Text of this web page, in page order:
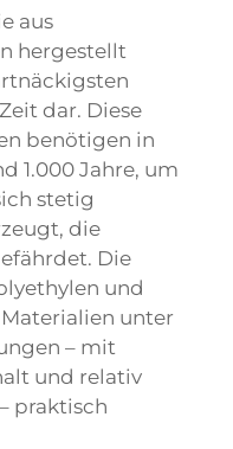
aus
hergestellt
dar. Diese
benötigen in
1.000 Jahre, um
stetig
die
Die
und
unter
– mit
und relativ
praktisch